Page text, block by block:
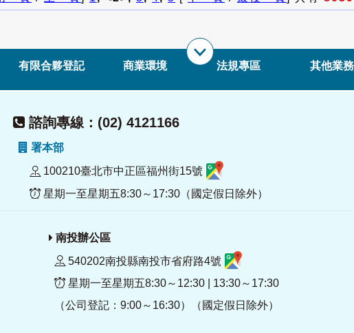
有限合夥登記 商業環境 法規專區 其他業務
諮詢專線：(02) 4121166
署本部
100210臺北市中正區福州街15號
星期一至星期五8:30～17:30（國定假日除外）
南投辦公區
540202南投縣南投市省府路4號
星期一至星期五8:30～12:30 | 13:30～17:30
（公司登記：9:00～16:30）（國定假日除外）